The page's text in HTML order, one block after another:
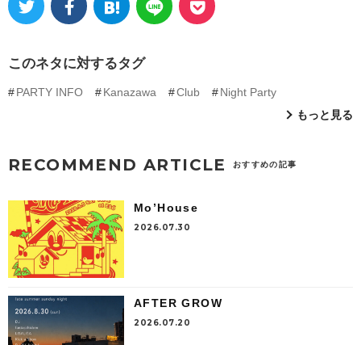
このネタに対するタグ
PARTY INFO Kanazawa Club
Night Party
もっと見る
RECOMMEND ARTICLE おすすめの記事
Mo’House
2026.07.30
AFTER GROW
2026.07.20